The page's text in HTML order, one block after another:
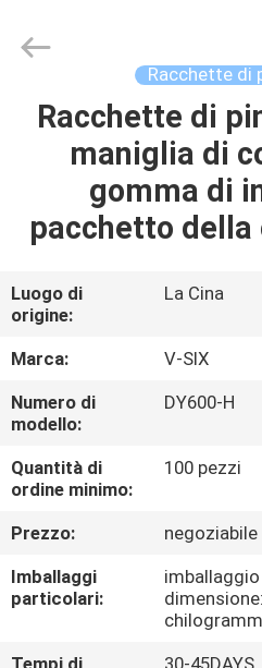
CASA.
PRODOTTI
SU
DI
NOI
VISITA
ALLA
FABBRICA
CONTROLLO
DELLA
QUALITÀ
Dunya
Sports
Reserved.
Racchette di
Racchette di
maniglia di
gomma di
pacchetto della
Luogo di
origine:
La Cina
Marca:
V-SIX
Numero di
modello:
DY600-H
Quantità di
ordine minimo:
100 pezzi
Prezzo:
negoziabile
Imballaggi
particolari: